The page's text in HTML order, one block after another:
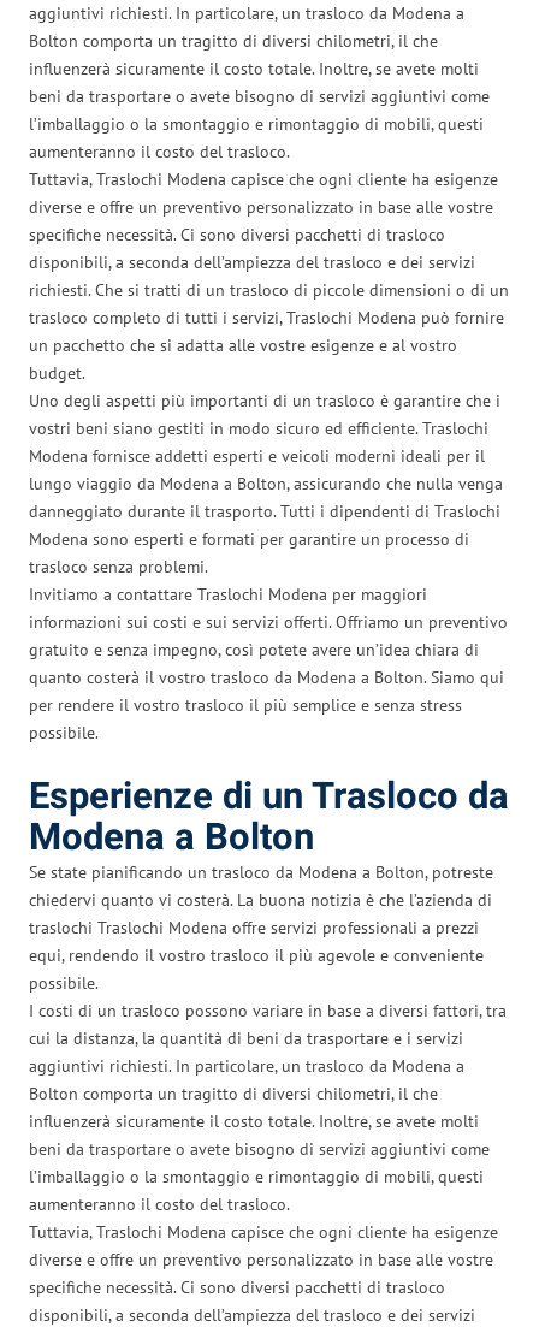
aggiuntivi richiesti. In particolare, un trasloco da Modena a
Bolton comporta un tragitto di diversi chilometri, il che
influenzerà sicuramente il costo totale. Inoltre, se avete molti
beni da trasportare o avete bisogno di servizi aggiuntivi come
l’imballaggio o la smontaggio e rimontaggio di mobili, questi
aumenteranno il costo del trasloco.
Tuttavia, Traslochi Modena capisce che ogni cliente ha esigenze
diverse e offre un preventivo personalizzato in base alle vostre
specifiche necessità. Ci sono diversi pacchetti di trasloco
disponibili, a seconda dell’ampiezza del trasloco e dei servizi
richiesti. Che si tratti di un trasloco di piccole dimensioni o di un
trasloco completo di tutti i servizi, Traslochi Modena può fornire
un pacchetto che si adatta alle vostre esigenze e al vostro
budget.
Uno degli aspetti più importanti di un trasloco è garantire che i
vostri beni siano gestiti in modo sicuro ed efficiente. Traslochi
Modena fornisce addetti esperti e veicoli moderni ideali per il
lungo viaggio da Modena a Bolton, assicurando che nulla venga
danneggiato durante il trasporto. Tutti i dipendenti di Traslochi
Modena sono esperti e formati per garantire un processo di
trasloco senza problemi.
Invitiamo a contattare Traslochi Modena per maggiori
informazioni sui costi e sui servizi offerti. Offriamo un preventivo
gratuito e senza impegno, così potete avere un’idea chiara di
quanto costerà il vostro trasloco da Modena a Bolton. Siamo qui
per rendere il vostro trasloco il più semplice e senza stress
possibile.
Esperienze di un Trasloco da
Modena a Bolton
Se state pianificando un trasloco da Modena a Bolton, potreste
chiedervi quanto vi costerà. La buona notizia è che l’azienda di
traslochi Traslochi Modena offre servizi professionali a prezzi
equi, rendendo il vostro trasloco il più agevole e conveniente
possibile.
I costi di un trasloco possono variare in base a diversi fattori, tra
cui la distanza, la quantità di beni da trasportare e i servizi
aggiuntivi richiesti. In particolare, un trasloco da Modena a
Bolton comporta un tragitto di diversi chilometri, il che
influenzerà sicuramente il costo totale. Inoltre, se avete molti
beni da trasportare o avete bisogno di servizi aggiuntivi come
l’imballaggio o la smontaggio e rimontaggio di mobili, questi
aumenteranno il costo del trasloco.
Tuttavia, Traslochi Modena capisce che ogni cliente ha esigenze
diverse e offre un preventivo personalizzato in base alle vostre
specifiche necessità. Ci sono diversi pacchetti di trasloco
disponibili, a seconda dell’ampiezza del trasloco e dei servizi